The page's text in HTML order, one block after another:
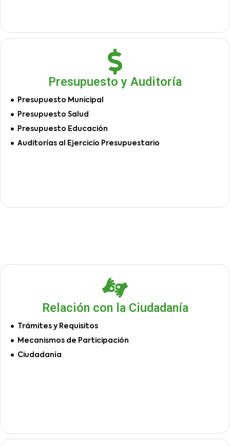
Presupuesto y Auditoría
Presupuesto Municipal
Presupuesto Salud
Presupuesto Educación
Auditorías al Ejercicio Presupuestario
Relación con la Ciudadanía
Trámites y Requisitos
Mecanismos de Participación
Ciudadanía